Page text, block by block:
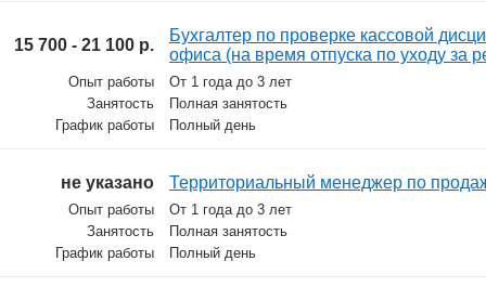
15 700 - 21 100 р.
Бухгалтер по проверке кассовой
офиса (на время отпуска по уходу за
Опыт работы
От 1 года до 3 лет
Занятость
Полная занятость
График работы
Полный день
не указано Территориальный менеджер по
Опыт работы
От 1 года до 3 лет
Занятость
Полная занятость
График работы
Полный день